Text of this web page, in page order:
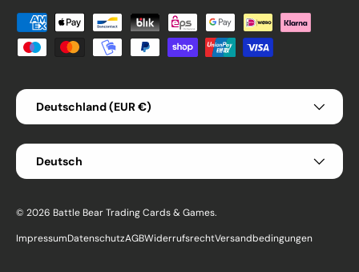
Zahlungsmethoden
Land/Region
Deutschland (EUR €)
Sprache
Deutsch
© 2026 Battle Bear Trading Cards & Games.
ImpressumDatenschutzAGBWiderrufsrechtVersandbedingungen